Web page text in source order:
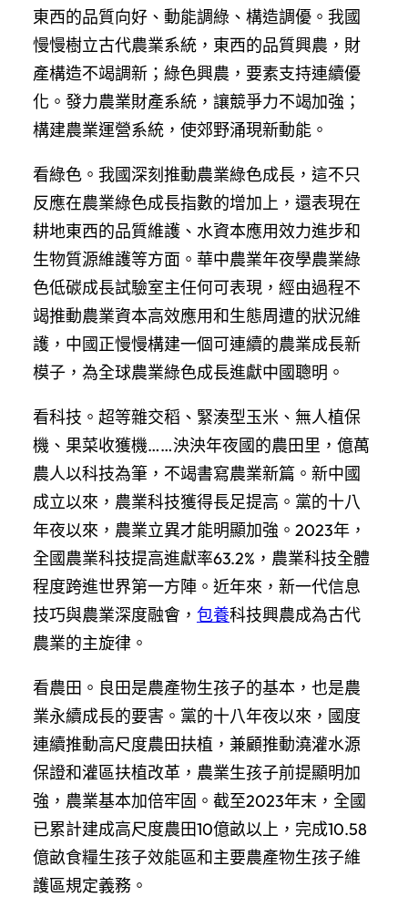
東西的品質向好、動能調綠、構造調優。我國
慢慢樹立古代農業系統，東西的品質興農，財
產構造不竭調新；綠色興農，要素支持連續優
化。發力農業財產系統，讓競爭力不竭加強；
構建農業運營系統，使郊野涌現新動能。
看綠色。我國深刻推動農業綠色成長，這不只
反應在農業綠色成長指數的增加上，還表現在
耕地東西的品質維護、水資本應用效力進步和
生物質源維護等方面。華中農業年夜學農業綠
色低碳成長試驗室主任何可表現，經由過程不
竭推動農業資本高效應用和生態周遭的狀況維
護，中國正慢慢構建一個可連續的農業成長新
模子，為全球農業綠色成長進獻中國聰明。
看科技。超等雜交稻、緊湊型玉米、無人植保
機、果菜收獲機……泱泱年夜國的農田里，億萬
農人以科技為筆，不竭書寫農業新篇。新中國
成立以來，農業科技獲得長足提高。黨的十八
年夜以來，農業立異才能明顯加強。2023年，
全國農業科技提高進獻率63.2%，農業科技全體
程度跨進世界第一方陣。近年來，新一代信息
技巧與農業深度融會， 包養科技興農成為古代
農業的主旋律。
看農田。良田是農產物生孩子的基本，也是農
業永續成長的要害。黨的十八年夜以來，國度
連續推動高尺度農田扶植，兼顧推動澆灌水源
保證和灌區扶植改革，農業生孩子前提顯明加
強，農業基本加倍牢固。截至2023年末，全國
已累計建成高尺度農田10億畝以上，完成10.58
億畝食糧生孩子效能區和主要農產物生孩子維
護區規定義務。